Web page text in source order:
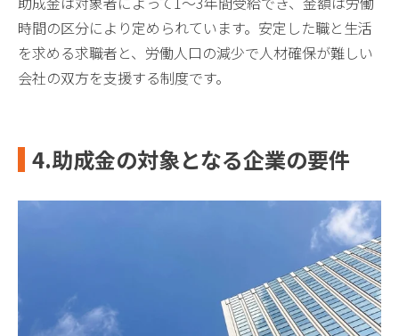
時間の区分により定められています。安定した職と生活
を求める求職者と、労働人口の減少で人材確保が難しい
会社の双方を支援する制度です。
4.助成金の対象となる企業の要件